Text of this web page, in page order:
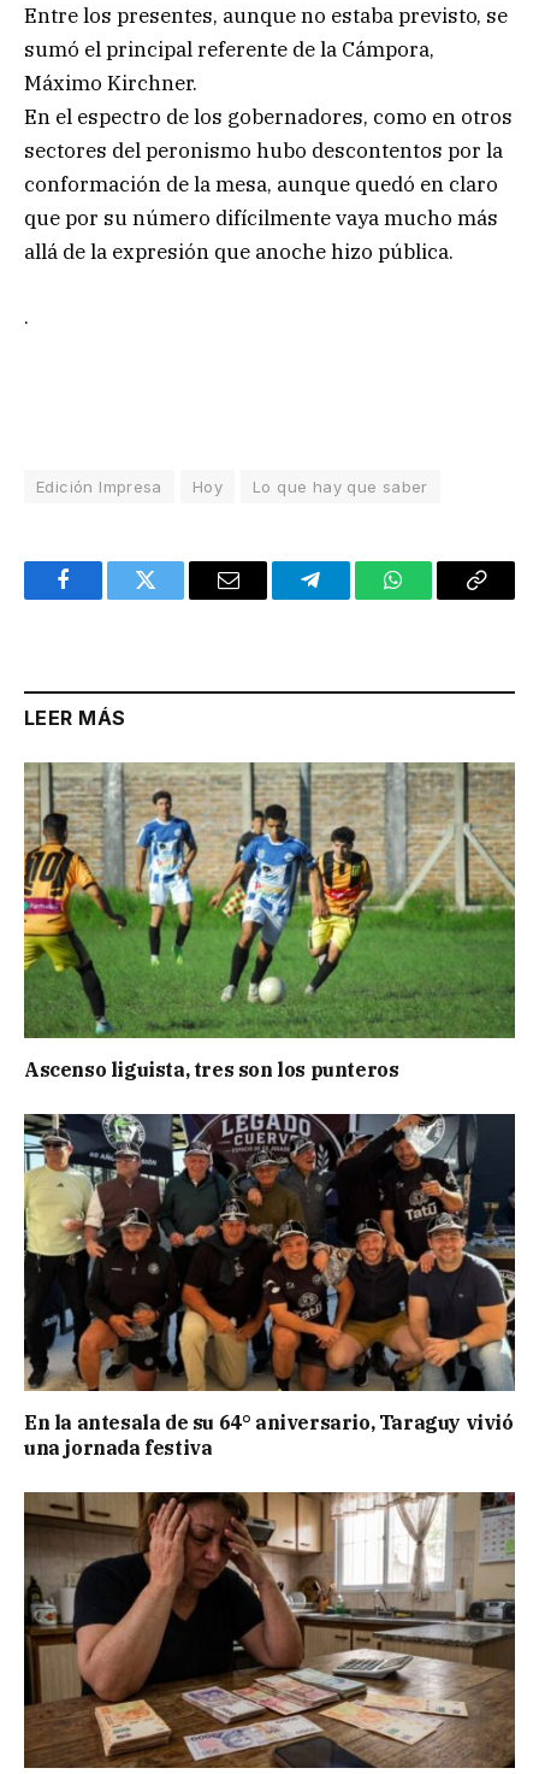
Entre los presentes, aunque no estaba previsto, se
sumó el principal referente de la Cámpora,
Máximo Kirchner.
En el espectro de los gobernadores, como en otros
sectores del peronismo hubo descontentos por la
conformación de la mesa, aunque quedó en claro
que por su número difícilmente vaya mucho más
allá de la expresión que anoche hizo pública.
.
Edición Impresa Hoy Lo que hay que saber
FacebookTwitter Email TelegramWhatsAppCopy
LEER MÁS
Ascenso liguista, tres son los punteros
En la antesala de su 64° aniversario, Taraguy vivió
una jornada festiva